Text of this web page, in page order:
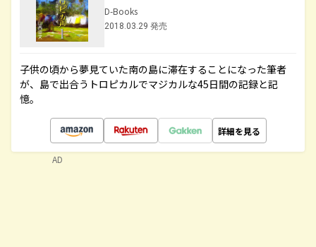
D-Books
2018.03.29 発売
子供の頃から夢見ていた南の島に滞在することになった筆者
が、島で出合うトロピカルでマジカルな45日間の記録と記
憶。
詳細を見る
AD